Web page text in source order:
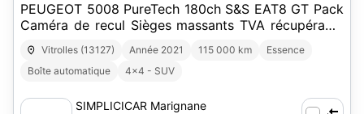
PEUGEOT 5008 PureTech 180ch S&S EAT8 GT Pack
Caméra de recul Sièges massants TVA récupérable
1ere main Suivi limpide Garanti
Vitrolles (13127) Année 2021 115 000 km
Essence
Boîte automatique
4x4 - SUV
SIMPLICICAR Marignane